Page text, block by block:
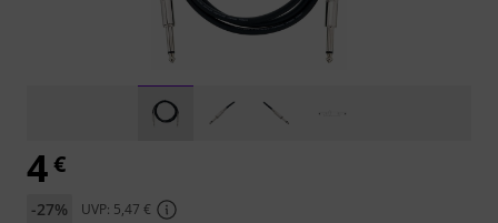
4€
-27% UVP: 5,47 €